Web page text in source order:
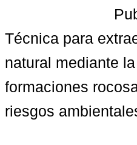
Técnica para
natural mediante
formaciones
riesgos